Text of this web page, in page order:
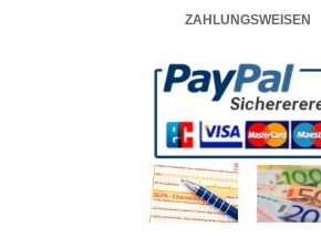
ZAHLUNGSWEISEN